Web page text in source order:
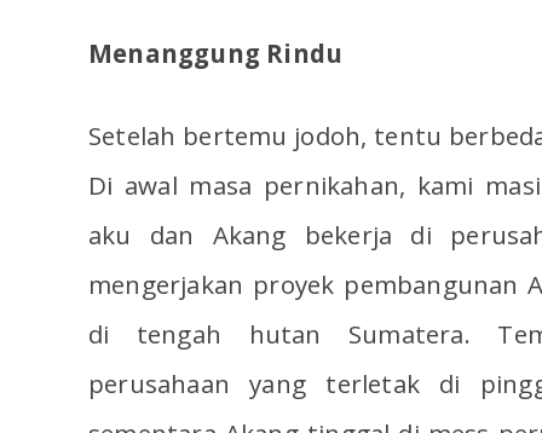
Menanggung Rindu
Setelah bertemu jodoh, tentu
Di awal masa pernikahan, kami
aku dan Akang bekerja di
mengerjakan proyek pembangunan
di tengah hutan Sumatera.
perusahaan yang terletak di